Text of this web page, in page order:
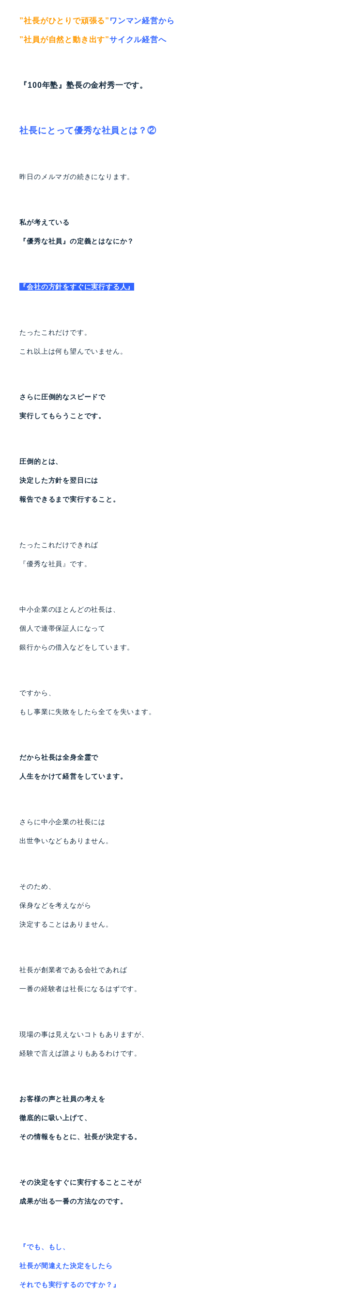
”社長がひとりで頑張る” ワンマン経営から
”社員が自然と動き出す”サイクル経営へ
『100年塾』塾長の金村秀一です。
社長にとって優秀な社員とは？②
昨日のメルマガの続きになります。
私が考えている
『優秀な社員』の定義とはなにか？
『会社の方針をすぐに実行する人』
たったこれだけです。
これ以上は何も望んでいません。
さらに圧倒的なスピードで
実行してもらうことです。
圧倒的とは、
決定した方針を翌日には
報告できるまで実行すること。
たったこれだけできれば
『優秀な社員』です。
中小企業のほとんどの社長は、
個人で連帯保証人になって
銀行からの借入などをしています。
ですから、
もし事業に失敗をしたら全てを失います。
だから社長は全身全霊で
人生をかけて経営をしています。
さらに中小企業の社長には
出世争いなどもありません。
そのため、
保身などを考えながら
決定することはありません。
社長が創業者である会社であれば
一番の経験者は社長になるはずです。
現場の事は見えないコトもありますが、
経験で言えば誰よりもあるわけです。
お客様の声と社員の考えを
徹底的に吸い上げて、
その情報をもとに、社長が決定する。
その決定をすぐに実行することこそが
成果が出る一番の方法なのです。
『でも、もし、
社長が間違えた決定をしたら
それでも実行するのですか？』